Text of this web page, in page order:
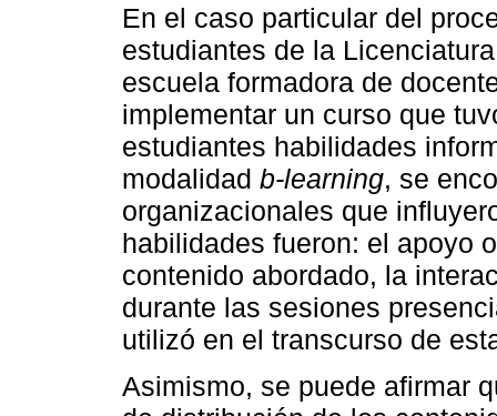
En el caso particular del
estudiantes de la
escuela formadora de
implementar un curso que
estudiantes habilidades
modalidad b-learning, se
organizacionales que
habilidades fueron: el apoyo
contenido abordado, la
durante las sesiones
utilizó en el transcurso de
Asimismo, se puede afirmar